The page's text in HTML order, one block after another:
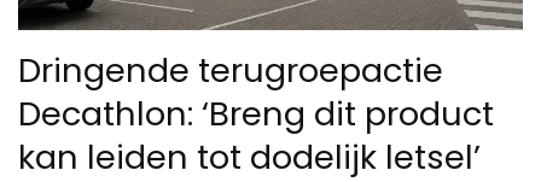
Dringende terugroepactie
Decathlon: ‘Breng dit product
kan leiden tot dodelijk letsel’